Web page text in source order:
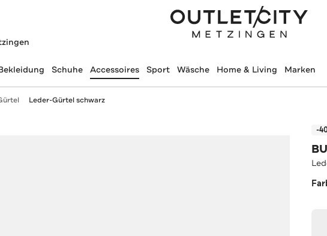
Schuhe Accessoires Sport Wäsche Home & Living Marken
Leder-Gürtel schwarz
-